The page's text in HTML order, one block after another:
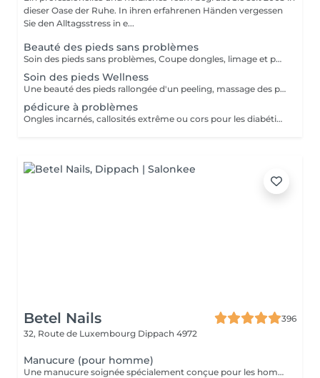
dieser Oase der Ruhe. In ihren erfahrenen Händen vergessen
Sie den Alltagsstress in e...
Beauté des pieds sans problèmes
Soin des pieds sans problèmes, Coupe dongles, limage et polissage des ongles, cuticules, peaux cornés
Soin des pieds Wellness
Une beauté des pieds rallongée d'un peeling, massage des pieds et masque très nourrissant Recommandé à toutes les personnes pour une sensation de légèreté des pieds
pédicure à problèmes
Ongles incarnés, callosités extrême ou cors pour les diabétiques nous conseillons d'aller chez un(e) podologue!
Betel Nails
396
32, Route de Luxembourg Dippach 4972
Manucure (pour homme)
Une manucure soignée spécialement conçue pour les hommes. Nettoyage des cuticules, limage des ongles, hydratation des mains, et finition naturelle. Idéal pour une apparence propre et professionnelle.